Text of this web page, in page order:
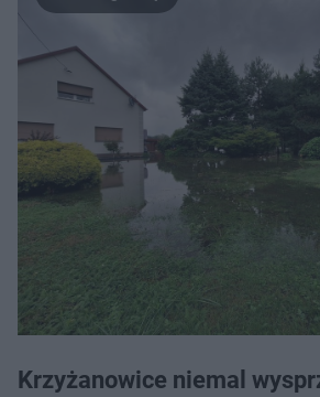
Krzyżanowice niemal